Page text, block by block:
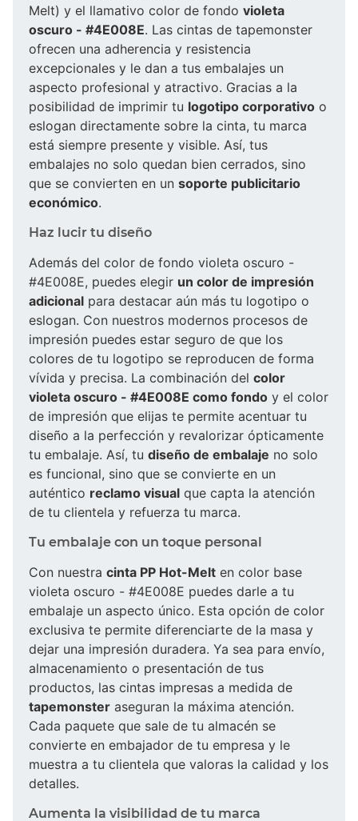
Melt) y el llamativo color de fondo violeta
oscuro - #4E008E. Las cintas de tapemonster
ofrecen una adherencia y resistencia
excepcionales y le dan a tus embalajes un
aspecto profesional y atractivo. Gracias a la
posibilidad de imprimir tu logotipo corporativo o
eslogan directamente sobre la cinta, tu marca
está siempre presente y visible. Así, tus
embalajes no solo quedan bien cerrados, sino
que se convierten en un soporte publicitario
económico.
Haz lucir tu diseño
Además del color de fondo violeta oscuro -
#4E008E, puedes elegir un color de impresión
adicional para destacar aún más tu logotipo o
eslogan. Con nuestros modernos procesos de
impresión puedes estar seguro de que los
colores de tu logotipo se reproducen de forma
vívida y precisa. La combinación del color
violeta oscuro - #4E008E como fondo y el color
de impresión que elijas te permite acentuar tu
diseño a la perfección y revalorizar ópticamente
tu embalaje. Así, tu diseño de embalaje no solo
es funcional, sino que se convierte en un
auténtico reclamo visual que capta la atención
de tu clientela y refuerza tu marca.
Tu embalaje con un toque personal
Con nuestra cinta PP Hot-Melt en color base
violeta oscuro - #4E008E puedes darle a tu
embalaje un aspecto único. Esta opción de color
exclusiva te permite diferenciarte de la masa y
dejar una impresión duradera. Ya sea para envío,
almacenamiento o presentación de tus
productos, las cintas impresas a medida de
tapemonster aseguran la máxima atención.
Cada paquete que sale de tu almacén se
convierte en embajador de tu empresa y le
muestra a tu clientela que valoras la calidad y los
detalles.
Aumenta la visibilidad de tu marca